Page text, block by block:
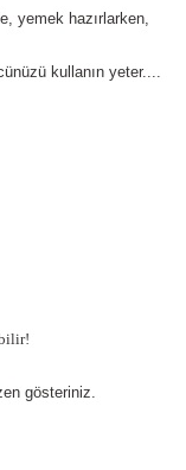
yemek hazırlarken,
kullanın yeter....
gösteriniz.